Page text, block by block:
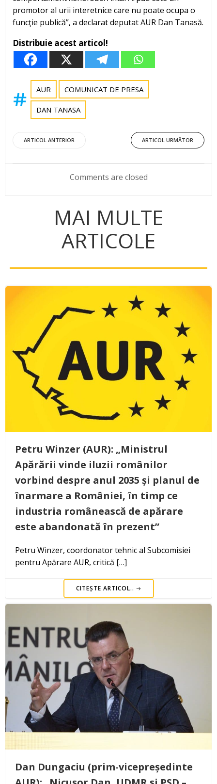
promotor al urii interetnice care nu poate ocupa o
funcţie publică”, a declarat deputat AUR Dan Tanasă.
Distribuie acest articol!
AUR COMUNICAT DE PRESA
DAN TANASA
Post
navigation
ARTICOL ANTERIOR
Post
navigation
ARTICOL URMĂTOR
Comments are closed
MAI MULTE
ARTICOLE
Petru Winzer (AUR): „Ministrul
Apărării vinde iluzii românilor
vorbind despre anul 2035 și planul de
înarmare a României, în timp ce
industria românească de apărare
este abandonată în prezent”
Petru Winzer, coordonator tehnic al Subcomisiei
pentru Apărare AUR, critică […]
CITEȘTE ARTICOL..
Dan Dungaciu (prim-vicepreședinte